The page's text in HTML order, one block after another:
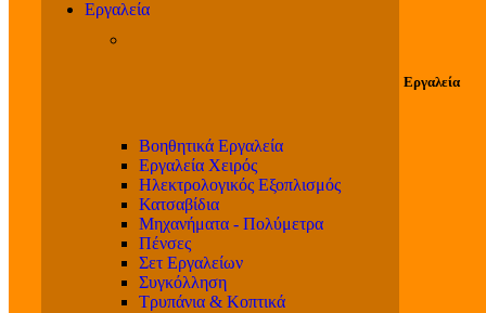
Εργαλεία
Εργαλεία
Βοηθητικά Εργαλεία
Εργαλεία Χειρός
Ηλεκτρολογικός Εξοπλισμός
Κατσαβίδια
Μηχανήματα - Πολύμετρα
Πένσες
Σετ Εργαλείων
Συγκόλληση
Τρυπάνια & Κοπτικά